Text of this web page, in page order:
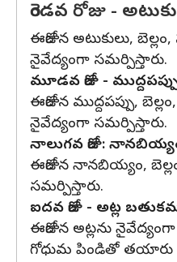
రెండవ రోజు -
ఈరోజున అటుకులు,
నైవేద్యంగా సమర్పిస్తారు.
మూడవ రోజు -
ఈరోజున ముద్దపప్పు,
నైవేద్యంగా సమర్పిస్తారు.
నాలుగవ రోజు:
ఈరోజున నానబియ్యం,
సమర్పిస్తారు.
ఐదవ రోజు - అట్ల
ఈరోజున అట్లను
గోధుమ పిండితో తయారు